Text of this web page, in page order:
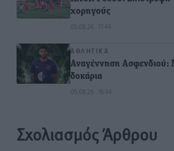
χορηγούς
05.08.26 · 17:44
ΑΘΛΗΤΙΚΆ
Αναγέννηση Ασφενδιού:
δοκάρια
05.08.26 · 16:44
Σχολιασμός Άρθρου